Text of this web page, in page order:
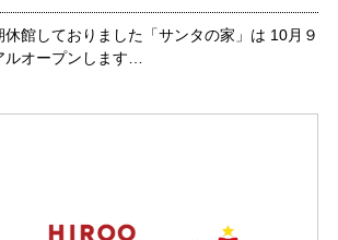
館しておりました「サンタの家」は 10月９
オープンします…